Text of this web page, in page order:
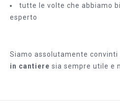
tutte le volte che abbiamo
esperto
Siamo assolutamente convinti
in cantiere sia sempre utile e